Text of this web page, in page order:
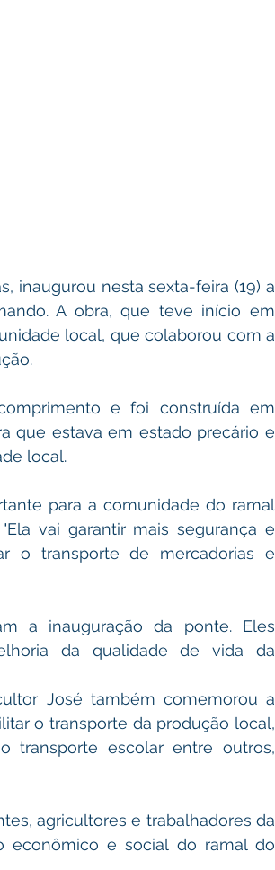
inaugurou nesta sexta-feira (19) a
A obra, que teve início em
local, que colaborou com a
e foi construída em
que estava em estado precário e
local.
para a comunidade do ramal
vai garantir mais segurança e
o transporte de mercadorias e
a inauguração da ponte. Eles
da qualidade de vida da
José também comemorou a
o transporte da produção local,
transporte escolar entre outros,
agricultores e trabalhadores da
econômico e social do ramal do